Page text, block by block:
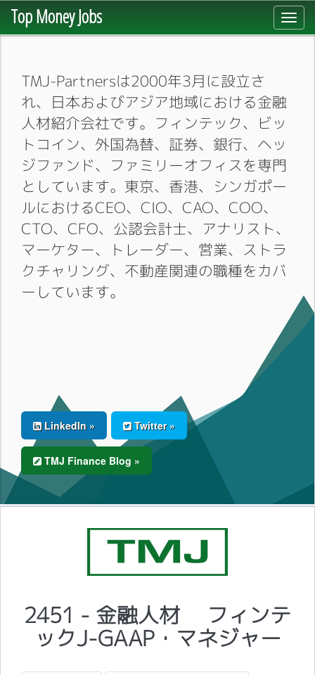
Top Money Jobs
TMJ-Partnersは2000年3月に設立さ
れ、日本およびアジア地域における金融
人材紹介会社です。フィンテック、ビッ
トコイン、外国為替、証券、銀行、ヘッ
ジファンド、ファミリーオフィスを専門
としています。東京、香港、シンガポー
ルにおけるCEO、CIO、CAO、COO、
CTO、CFO、公認会計士、アナリスト、
マーケター、トレーダー、営業、ストラ
クチャリング、不動産関連の職種をカバ
ーしています。
LinkedIn » Twitter »
TMJ Finance Blog »
2451 - 金融人材 フィンテ
ックJ-GAAP・マネジャー